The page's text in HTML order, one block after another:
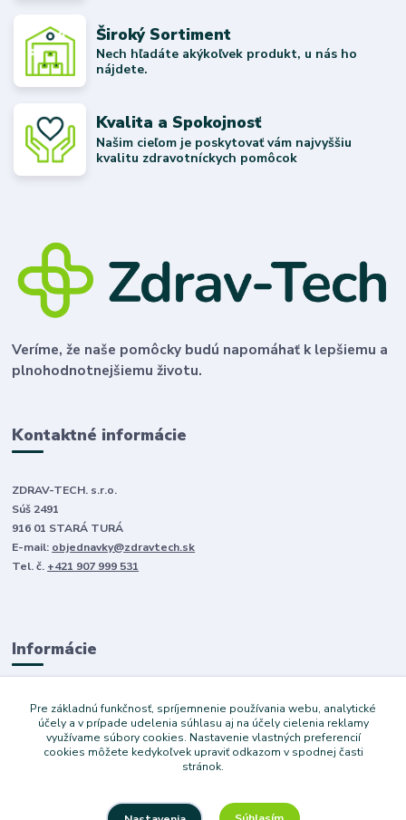
Široký Sortiment
Nech hľadáte akýkoľvek produkt, u nás ho
nájdete.
Kvalita a Spokojnosť
Našim cieľom je poskytovať vám najvyššiu
kvalitu zdravotníckych pomôcok
Veríme, že naše pomôcky budú napomáhať k lepšiemu a
plnohodnotnejšiemu životu.
Kontaktné informácie
ZDRAV-TECH. s.r.o.
Súš 2491
916 01 STARÁ TURÁ
E-mail: objednavky@zdravtech.sk
Tel. č. +421 907 999 531
Informácie
O nás
Obchodné podmienky
Ochrana súkromia
Služby
Pre základnú funkčnosť, spríjemnenie používania webu, analytické
účely a v prípade udelenia súhlasu aj na účely cielenia reklamy
využívame súbory cookies. Nastavenie vlastných preferencií
cookies môžete kedykoľvek upraviť odkazom v spodnej časti
stránok.